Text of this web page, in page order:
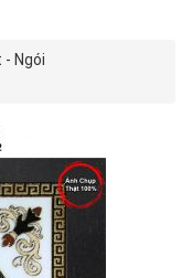
- Ngói